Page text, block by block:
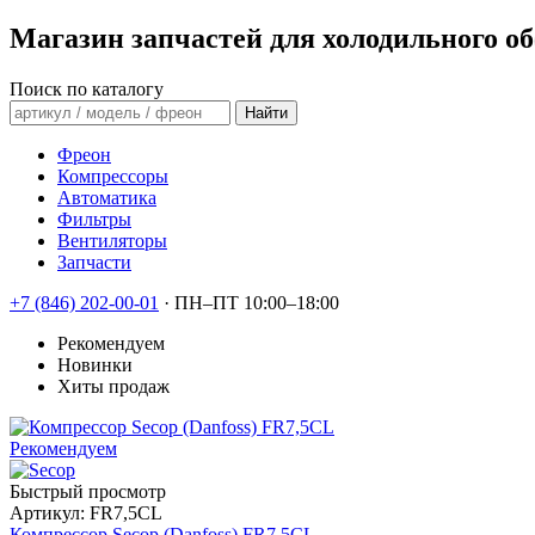
Магазин запчастей для холодильного
Поиск по каталогу
Найти
Фреон
Компрессоры
Автоматика
Фильтры
Вентиляторы
Запчасти
+7 (846) 202-00-01 · ПН–ПТ 10:00–18:00
Рекомендуем
Новинки
Хиты продаж
Рекомендуем
Быстрый просмотр
Артикул: FR7,5CL